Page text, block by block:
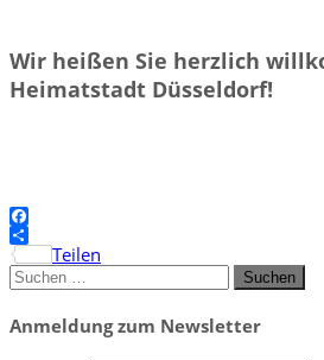
Wir heißen Sie herzlich
Heimatstadt Düsseldorf!
Facebook
Teilen
Suchen
Anmeldung zum Newsletter